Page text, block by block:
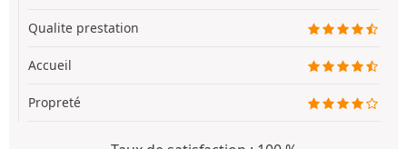
Qualite prestation
Accueil
Propreté